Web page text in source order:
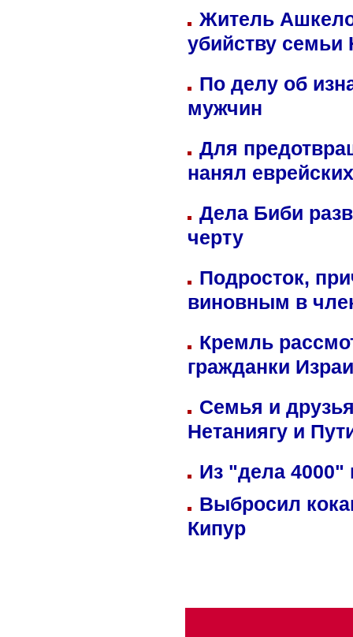
Житель
убийству семьи
По делу об
мужчин
Для
нанял
Дела Биби
черту
Подросток,
виновным в
Кремль
гражданки
Семья и
Нетаниягу и
Из "дела 4000"
Выбросил
Кипур